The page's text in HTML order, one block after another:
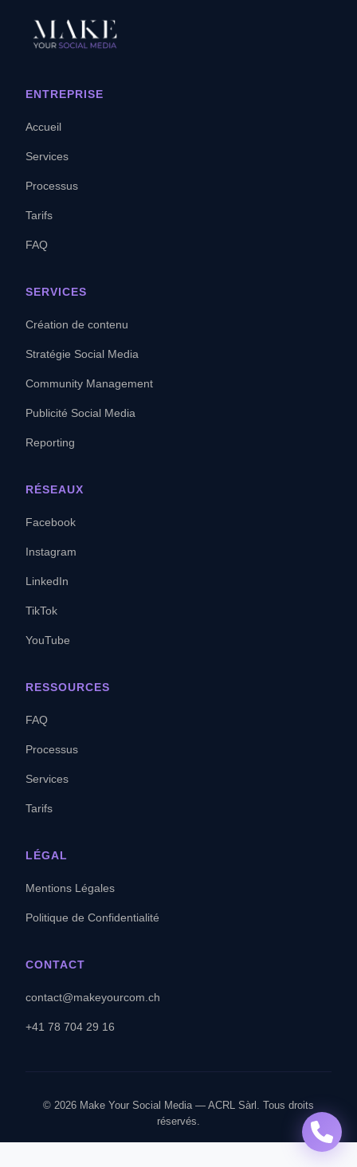
ENTREPRISE
Accueil
Services
Processus
Tarifs
FAQ
SERVICES
Création de contenu
Stratégie Social Media
Community Management
Publicité Social Media
Reporting
RÉSEAUX
Facebook
Instagram
LinkedIn
TikTok
YouTube
RESSOURCES
FAQ
Processus
Services
Tarifs
LÉGAL
Mentions Légales
Politique de Confidentialité
CONTACT
contact@makeyourcom.ch
+41 78 704 29 16
© 2026 Make Your Social Media — ACRL Sàrl. Tous droits
réservés.